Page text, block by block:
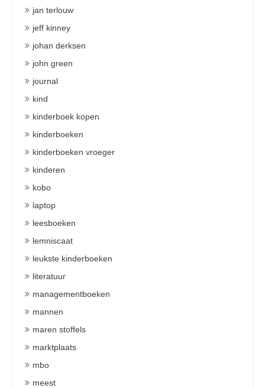
jan terlouw
jeff kinney
johan derksen
john green
journal
kind
kinderboek kopen
kinderboeken
kinderboeken vroeger
kinderen
kobo
laptop
leesboeken
lemniscaat
leukste kinderboeken
literatuur
managementboeken
mannen
maren stoffels
marktplaats
mbo
meest